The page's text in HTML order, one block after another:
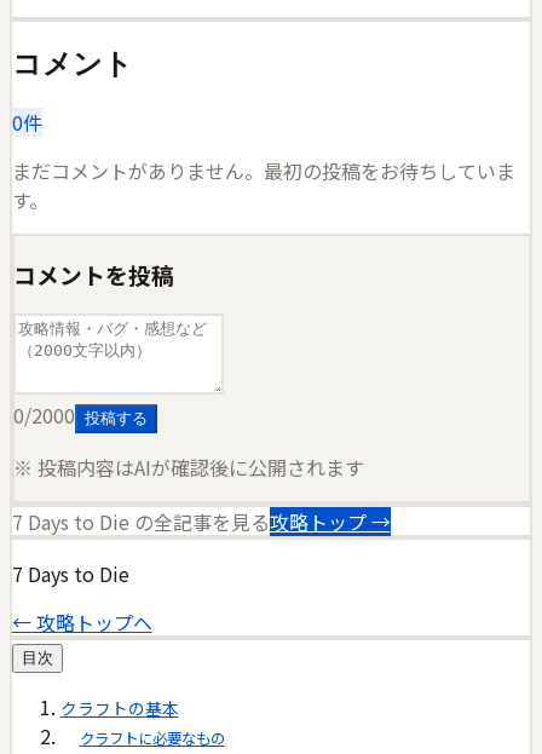
コメント
0件
まだコメントがありません。最初の投稿をお待ちしていま
す。
コメントを投稿
0/2000 投稿する
※ 投稿内容はAIが確認後に公開されます
7 Days to Die の全記事を見る攻略トップ →
7 Days to Die
← 攻略トップへ
目次
クラフトの基本
クラフトに必要なもの